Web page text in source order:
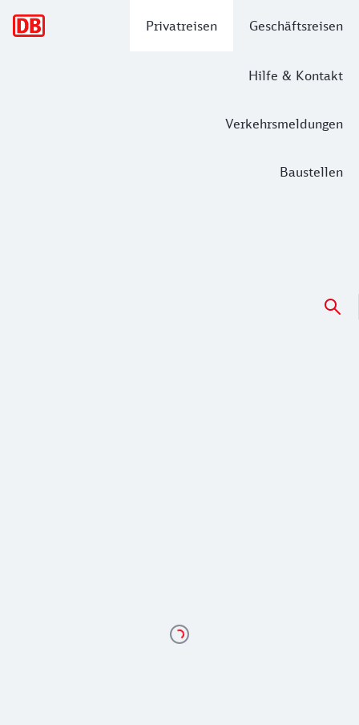
Privatreisen Geschäftsreisen
Hilfe & Kontakt
Verkehrsmeldungen
Baustellen